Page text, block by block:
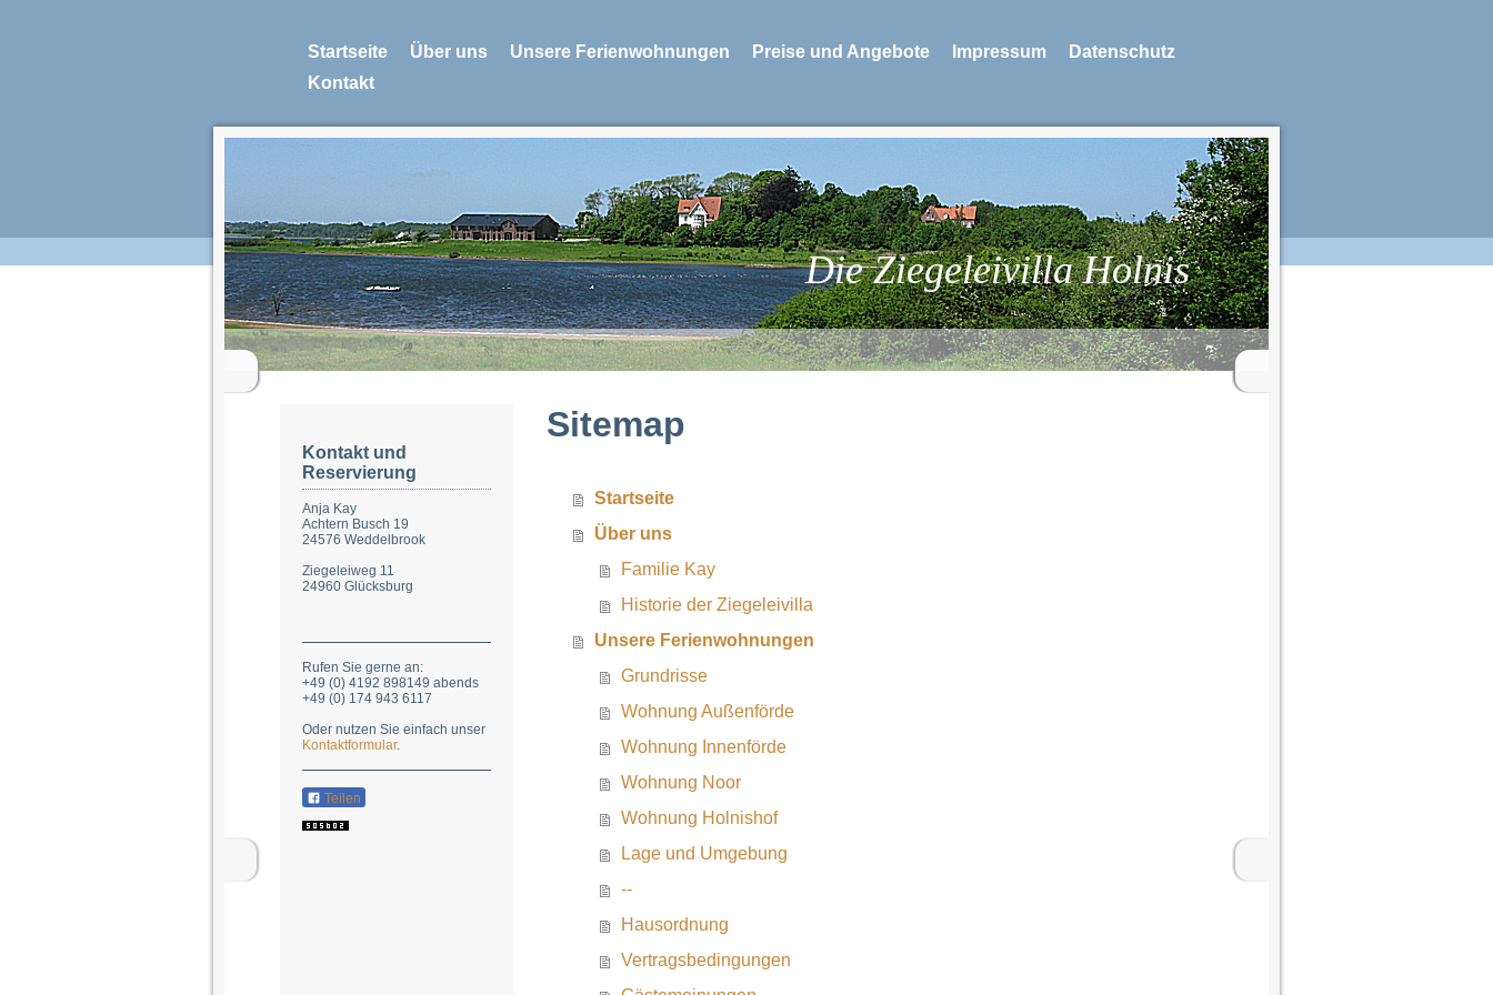
Startseite Über uns Unsere Ferienwohnungen Preise und Angebote Impressum
Datenschutz
Kontakt
Die Ziegeleivilla Holnis
Kontakt und
Reservierung
Anja Kay
Achtern Busch 19
24576 Weddelbrook
Ziegeleiweg 11
24960 Glücksburg
Rufen Sie gerne an:
+49 (0) 4192 898149 abends
+49 (0) 174 943 6117
Oder nutzen Sie einfach unser
Kontaktformular.
Teilen
Sitemap
Startseite
Über uns
Familie Kay
Historie der Ziegeleivilla
Unsere Ferienwohnungen
Grundrisse
Wohnung Außenförde
Wohnung Innenförde
Wohnung Noor
Wohnung Holnishof
Lage und Umgebung
--
Hausordnung
Vertragsbedingungen